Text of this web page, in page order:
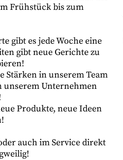
Frühstück bis zum
gibt es jede Woche eine
gibt neue Gerichte zu
Stärken in unserem Team
unserem Unternehmen
Produkte, neue Ideen
auch im Service direkt